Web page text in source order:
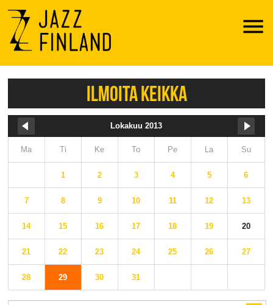
Menu
ILMOITA KEIKKA
Lokakuu 2013
Ma Ti Ke To Pe La Su
1 2 3 4 5 6
7 8 9 10 11 12 13
14 15 16 17 18 19 20
21 22 23 24 25 26 27
28 29 30 31